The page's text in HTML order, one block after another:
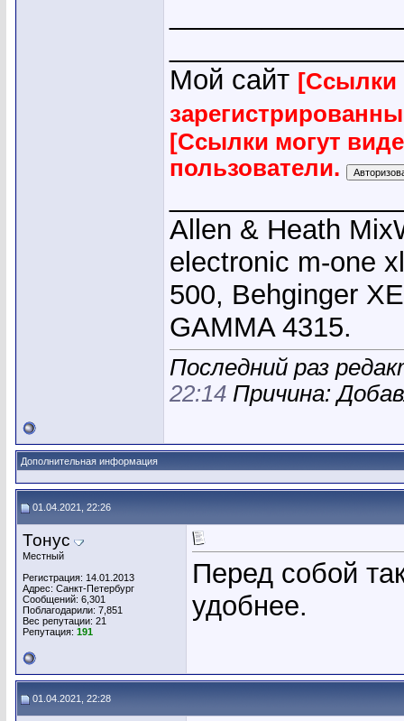
Мой сайт [Ссылки
[Ссылки могут
пользователи.
Allen & Heath
electronic m-one
500, Behginger
GAMMA 4315.
Последний раз
22:14 Причина:
Дополнительная информация
01.04.2021, 22:26
Тонус
Местный
Регистрация: 14.01.2013
Адрес: Санкт-Петербург
Сообщений: 6,301
Поблагодарили: 7,851
Вес репутации: 21
Репутация: 191
Перед собой
удобнее.
01.04.2021, 22:28